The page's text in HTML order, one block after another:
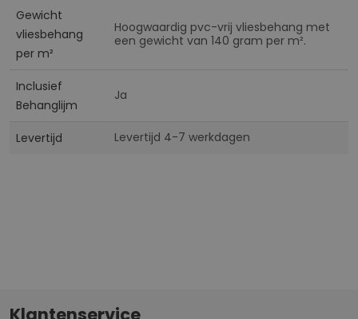
Gewicht
vliesbehang
per m²
Hoogwaardig pvc-vrij vliesbehang met
een gewicht van 140 gram per m².
Inclusief
Behanglijm
Ja
Levertijd Levertijd 4-7 werkdagen